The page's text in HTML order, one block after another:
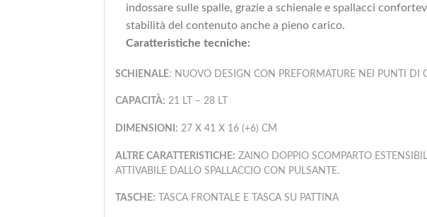
indossare sulle spalle, grazie a schienale e spallacci
stabilità del contenuto anche a pieno carico.
Caratteristiche tecniche:
SCHIENALE: NUOVO DESIGN CON PREFORMATURE NEI PUNTI DI
CAPACITÀ: 21 LT – 28 LT
DIMENSIONI: 27 X 41 X 16 (+6) CM
ALTRE CARATTERISTICHE: ZAINO DOPPIO SCOMPARTO
ATTIVABILE DALLO SPALLACCIO CON PULSANTE.
TASCHE: TASCA FRONTALE E TASCA SU PATTINA